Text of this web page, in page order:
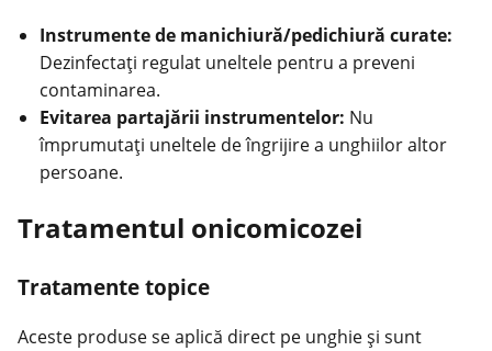
Instrumente de manichiură/pedichiură curate:
Dezinfectați regulat uneltele pentru a preveni
contaminarea.
Evitarea partajării instrumentelor: Nu
împrumutați uneltele de îngrijire a unghiiloraltor
persoane.
Tratamentul onicomicozei
Tratamente topice
Aceste produse se aplică direct pe unghie și sunt